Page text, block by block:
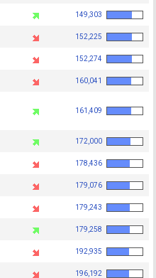
149,303
152,225
152,274
160,041
161,409
172,000
178,436
179,076
179,243
179,258
192,935
196,192